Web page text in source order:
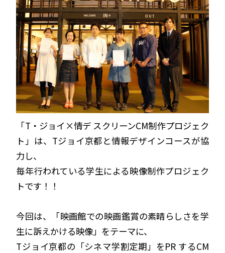
「T・ジョイ×情デ スクリーンCM制作プロジェク
ト」は、Tジョイ京都と情報デザインコースが協
力し、
毎年行われている学生による映像制作プロジェク
トです！！
今回は、「映画館での映画鑑賞の素晴らしさを学
生に訴えかける映像」をテーマに、
Tジョイ京都の「シネマ学割定期」をPR するCM